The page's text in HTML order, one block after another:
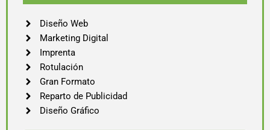
Diseño Web
Marketing Digital
Imprenta
Rotulación
Gran Formato
Reparto de Publicidad
Diseño Gráfico